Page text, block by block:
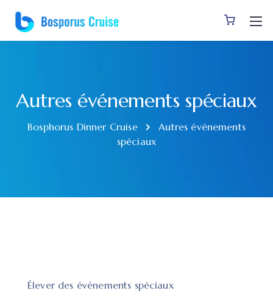
Autres événements spéciaux
Bosphorus Dinner Cruise
Autres événements
spéciaux
Élever des événements spéciaux